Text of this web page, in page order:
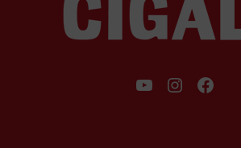
فيسبوكإنستجرام
يوتيوب